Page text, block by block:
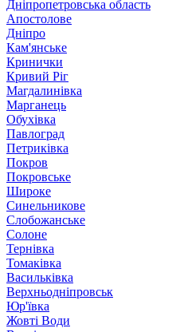
Дніпропетровська область
Апостолове
Дніпро
Кам'янське
Кринички
Кривий Ріг
Магдалинівка
Марганець
Обухівка
Павлоград
Петриківка
Покров
Покровське
Широке
Синельникове
Слобожанське
Солоне
Тернівка
Томаківка
Васильківка
Верхньодніпровськ
Юр'ївка
Жовті Води